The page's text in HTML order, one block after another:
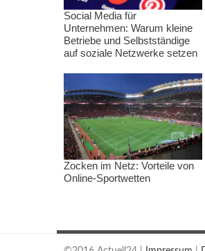
Social Media für
Unternehmen: Warum kleine
Betriebe und Selbstständige
auf soziale Netzwerke setzen
Zocken im Netz: Vorteile von
Online-Sportwetten